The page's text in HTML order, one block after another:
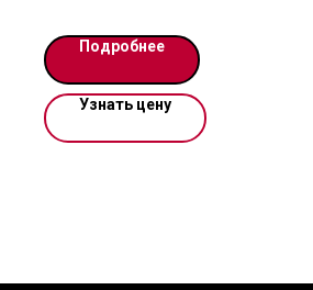
запросу возможен видеопоказ.
Цена указана в USD
Подробнее
Узнать цену